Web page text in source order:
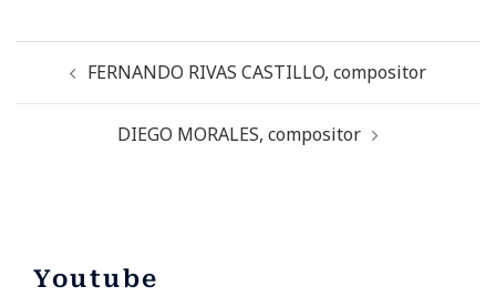
tempo moderado y otro
FERNANDO RIVAS CASTILLO, compositor
DIEGO MORALES, compositor
Youtube